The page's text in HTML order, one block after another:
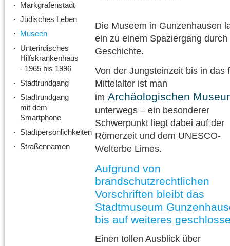
Die Museem in Gunzenhausen
ein zu einem Spaziergang durch
Geschichte.
Von der Jungsteinzeit bis in das
Mittelalter ist man
im Archäologischen
unterwegs – ein besonderer
Schwerpunkt liegt dabei auf der
Römerzeit und dem UNESCO-
Welterbe Limes.
Aufgrund von
brandschutzrechtlichen
Vorschriften bleibt das
Stadtmuseum
bis auf weiteres
Einen tollen Ausblick über
Markgrafenstadt
Jüdisches Leben
Museen
Unterirdisches
Hilfskrankenhaus
- 1965 bis 1996
Stadtrundgang
Stadtrundgang
mit dem
Smartphone
Stadtpersönlichkeiten
Straßennamen